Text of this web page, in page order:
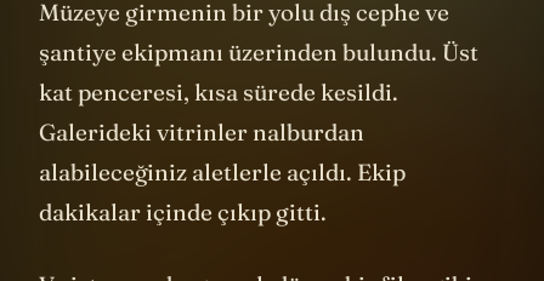
mimarisinin "kör noktaları" ifşa oldu.
Müzeye girmenin bir yolu dış cephe ve
şantiye ekipmanı üzerinden bulundu. Üst
kat penceresi, kısa sürede kesildi.
Galerideki vitrinler nalburdan
alabileceğiniz aletlerle açıldı. Ekip